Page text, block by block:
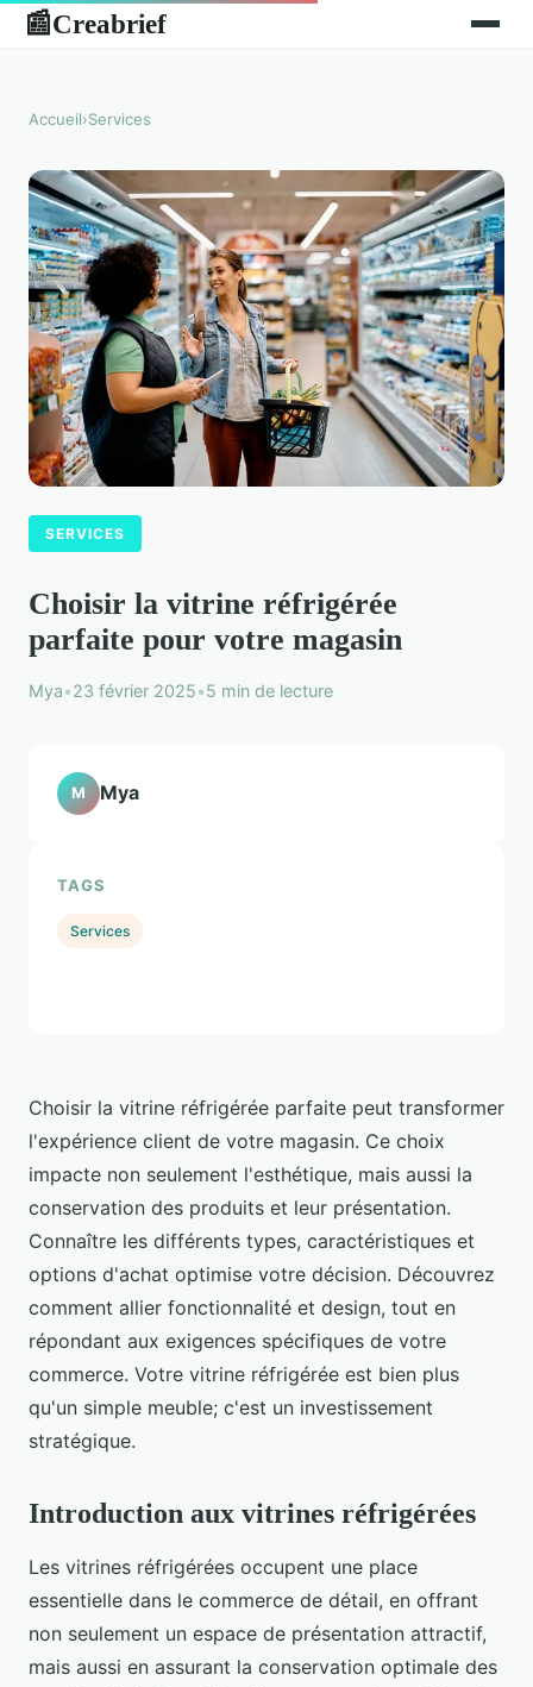
📰Creabrief
Accueil›Services
SERVICES
Choisir la vitrine réfrigérée
parfaite pour votre magasin
Mya•23 février 2025•5 min de lecture
Choisir la vitrine réfrigérée parfaite peut transformer
l'expérience client de votre magasin. Ce choix
impacte non seulement l'esthétique, mais aussi la
conservation des produits et leur présentation.
Connaître les différents types, caractéristiques et
options d'achat optimise votre décision. Découvrez
comment allier fonctionnalité et design, tout en
répondant aux exigences spécifiques de votre
commerce. Votre vitrine réfrigérée est bien plus
qu'un simple meuble; c'est un investissement
stratégique.
Introduction aux vitrines réfrigérées
Les vitrines réfrigérées occupent une place
essentielle dans le commerce de détail, en offrant
non seulement un espace de présentation attractif,
mais aussi en assurant la conservation optimale des
M Mya
TAGS
Services